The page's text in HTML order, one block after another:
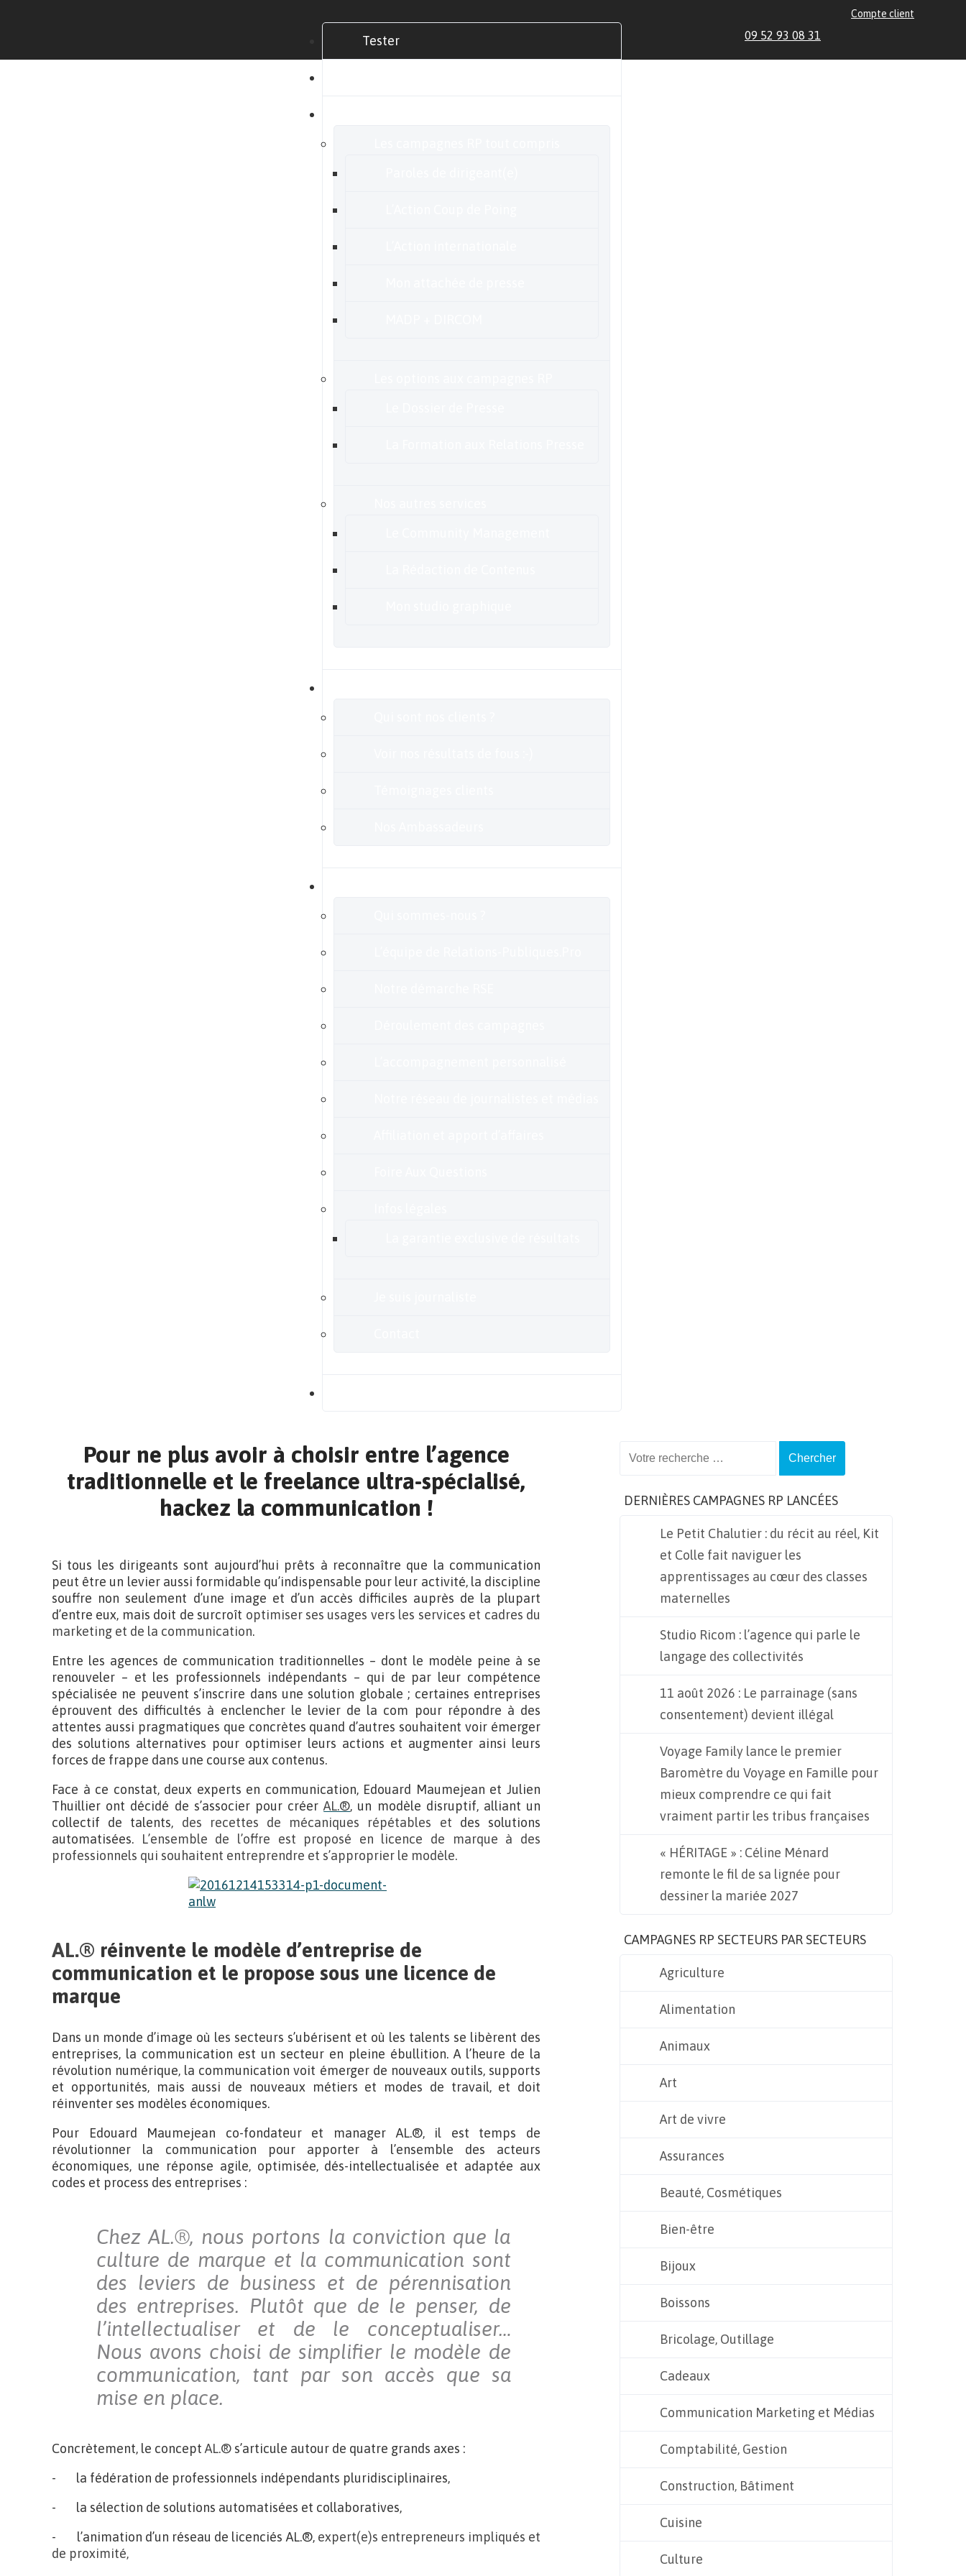
Tester
Compte client
09 52 93 08 31
Pour ne plus avoir à choisir entre l’agence
traditionnelle et le freelance ultra-spécialisé,
hackez la communication !
Si tous les dirigeants sont aujourd’hui prêts à reconnaître que la communication
peut être un levier aussi formidable qu’indispensable pour leur activité, la discipline
souffre non seulement d’une image et d’un accès difficiles auprès de la plupart
d’entre eux, mais doit de surcroît optimiser ses usages vers les services et cadres du
marketing et de la communication.
Entre les agences de communication traditionnelles – dont le modèle peine à se
renouveler – et les professionnels indépendants – qui de par leur compétence
spécialisée ne peuvent s’inscrire dans une solution globale ; certaines entreprises
éprouvent des difficultés à enclencher le levier de la com pour répondre à des
attentes aussi pragmatiques que concrètes quand d’autres souhaitent voir émerger
des solutions alternatives pour optimiser leurs actions et augmenter ainsi leurs
forces de frappe dans une course aux contenus.
Face à ce constat, deux experts en communication, Edouard Maumejean et Julien
Thuillier ont décidé de s’associer pour créerAL.®, un modèle disruptif, alliant un
collectif de talents, des recettes de mécaniques répétables et des solutions
automatisées.
L’ensemble de l’offre est proposé en licence de marque à des
professionnels qui souhaitent entreprendre et s’approprier le modèle.
AL.® réinvente le modèle d’entreprise de
communication et le propose sous une licence de
marque
Dans un monde d’image où les secteurs s’ubérisent et où les talents se libèrent des
entreprises, la communication est un secteur en pleine ébullition. A l’heure de la
révolution numérique, la communication voit émerger de nouveaux outils, supports
et opportunités, mais aussi de nouveaux métiers et modes de travail, et doit
réinventer ses modèles économiques.
Pour Edouard Maumejean co-fondateur et manager AL.®, il est temps de
révolutionner la communication pour apporter à l’ensemble des acteurs
économiques, une réponse agile, optimisée, dés-intellectualisée et adaptée aux
codes et process des entreprises :
Chez AL.®, nous portons la conviction que la
culture de marque et la communication sont
des leviers de business et de pérennisation
des entreprises. Plutôt que de le penser, de
l’intellectualiser et de le conceptualiser…
Nous avons choisi de simplifier le modèle de
communication, tant par son accès que sa
mise en place.
Concrètement, le concept AL.® s’articule autour de quatre grands axes :
- la fédération de professionnels indépendants pluridisciplinaires,
- la sélection de solutions automatisées et collaboratives,
- l’animation d’un réseau de licenciés AL.®, expert(e)s entrepreneurs impliqués et
de proximité,
DERNIÈRES CAMPAGNES RP LANCÉES
Le Petit Chalutier : du récit au réel, Kit
et Colle fait naviguer les
apprentissages au cœur des classes
maternelles
Studio Ricom : l’agence qui parle le
langage des collectivités
11 août 2026 : Le parrainage (sans
consentement) devient illégal
Voyage Family lance le premier
Baromètre du Voyage en Famille pour
mieux comprendre ce qui fait
vraiment partir les tribus françaises
« HÉRITAGE » : Céline Ménard
remonte le fil de sa lignée pour
dessiner la mariée 2027
CAMPAGNES RP SECTEURS PAR SECTEURS
Agriculture
Alimentation
Animaux
Art
Art de vivre
Assurances
Beauté, Cosmétiques
Bien-être
Bijoux
Boissons
Bricolage, Outillage
Cadeaux
Communication Marketing et Médias
Comptabilité, Gestion
Construction, Bâtiment
Cuisine
Culture